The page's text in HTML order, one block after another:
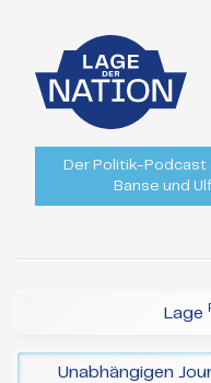
Der Politik-Podcast
Banse und
Lage
Unabhängigen